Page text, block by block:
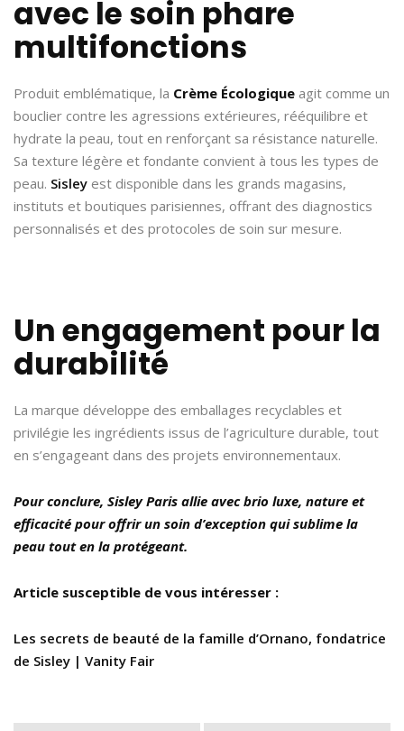
avec le soin phare
multifonctions
Produit emblématique, la Crème Écologique agit comme un
bouclier contre les agressions extérieures, rééquilibre et
hydrate la peau, tout en renforçant sa résistance naturelle.
Sa texture légère et fondante convient à tous les types de
peau. Sisley est disponible dans les grands magasins,
instituts et boutiques parisiennes, offrant des diagnostics
personnalisés et des protocoles de soin sur mesure.
Un engagement pour la
durabilité
La marque développe des emballages recyclables et
privilégie les ingrédients issus de l’agriculture durable, tout
en s’engageant dans des projets environnementaux.
Pour conclure, Sisley Paris allie avec brio luxe, nature et
efficacité pour offrir un soin d’exception qui sublime la
peau tout en la protégeant.
Article susceptible de vous intéresser :
Les secrets de beauté de la famille d’Ornano, fondatrice
de Sisley | Vanity Fair